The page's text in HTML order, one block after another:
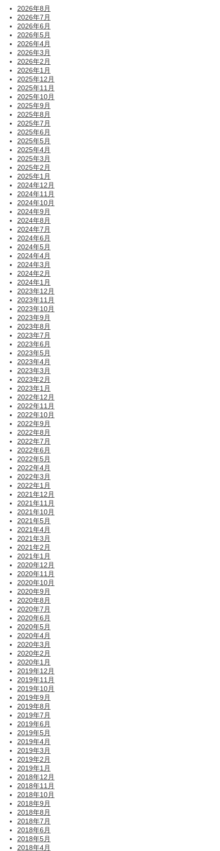
2026年8月
2026年7月
2026年6月
2026年5月
2026年4月
2026年3月
2026年2月
2026年1月
2025年12月
2025年11月
2025年10月
2025年9月
2025年8月
2025年7月
2025年6月
2025年5月
2025年4月
2025年3月
2025年2月
2025年1月
2024年12月
2024年11月
2024年10月
2024年9月
2024年8月
2024年7月
2024年6月
2024年5月
2024年4月
2024年3月
2024年2月
2024年1月
2023年12月
2023年11月
2023年10月
2023年9月
2023年8月
2023年7月
2023年6月
2023年5月
2023年4月
2023年3月
2023年2月
2023年1月
2022年12月
2022年11月
2022年10月
2022年9月
2022年8月
2022年7月
2022年6月
2022年5月
2022年4月
2022年3月
2022年1月
2021年12月
2021年11月
2021年10月
2021年5月
2021年4月
2021年3月
2021年2月
2021年1月
2020年12月
2020年11月
2020年10月
2020年9月
2020年8月
2020年7月
2020年6月
2020年5月
2020年4月
2020年3月
2020年2月
2020年1月
2019年12月
2019年11月
2019年10月
2019年9月
2019年8月
2019年7月
2019年6月
2019年5月
2019年4月
2019年3月
2019年2月
2019年1月
2018年12月
2018年11月
2018年10月
2018年9月
2018年8月
2018年7月
2018年6月
2018年5月
2018年4月